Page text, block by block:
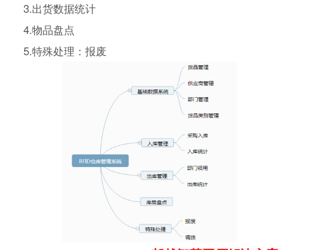
3.出货数据统计
4.物品盘点
5.特殊处理：报废